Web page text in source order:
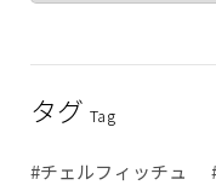
タグTag
#チェルフィッチュ